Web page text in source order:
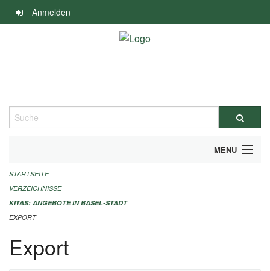
Navigation
überspringen
Anmelden
Suche
MENU
ALLGEMEINE INFORMATIONEN
IMPRESSUM
STARTSEITE
VERZEICHNISSE
KITAS: ANGEBOTE IN BASEL-STADT
EXPORT
Export